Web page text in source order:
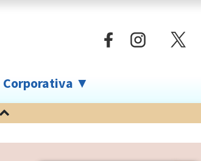
Corporativa ▼